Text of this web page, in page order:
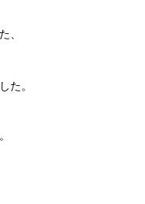
、
た。